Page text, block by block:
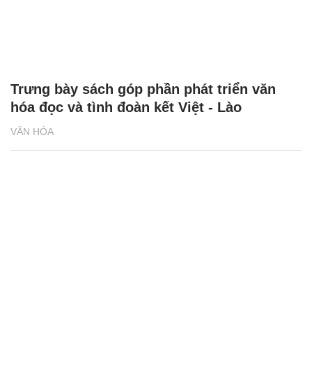
VĂN HÓA
Trưng bày sách góp phần phát triển văn
hóa đọc và tình đoàn kết Việt - Lào